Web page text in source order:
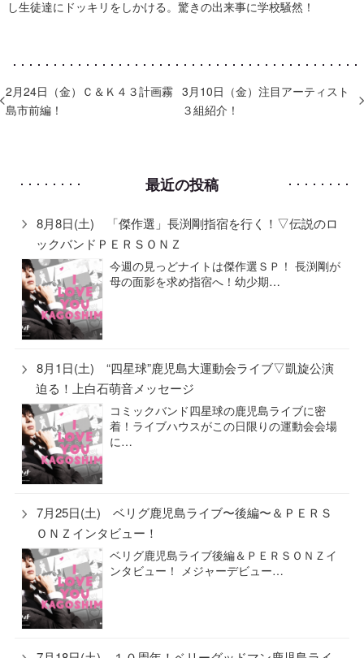
し生徒達にドッキリをしかける。驚きの出来事に学校騒然！
2月24日（金）Ｃ＆Ｋ４３計画霧
島市前編！
3月10日（金）注目アーティスト
３組紹介！
最近の投稿
8月8日(土) 「傑作選」長渕剛指宿を行く！▽伝説のロ
ックバンドＰＥＲＳＯＮＺ
今週の見っどナイトは傑作選ＳＰ！ 長渕剛が
母の面影を求め指宿へ！幼少期…
8月1日(土) “四星球”鹿児島大運動会ライブ▽凱旋公演
迫る！上白石萌音メッセージ
コミックバンド四星球の鹿児島ライブに密
着！ライブハウスがこの日限りの運動会会場
に…
7月25日(土) ベリグ鹿児島ライブ〜後編〜＆ＰＥＲＳ
ＯＮＺインタビュー！
ベリグ鹿児島ライブ後編＆ＰＥＲＳＯＮＺイ
ンタビュー！ メジャーデビュー…